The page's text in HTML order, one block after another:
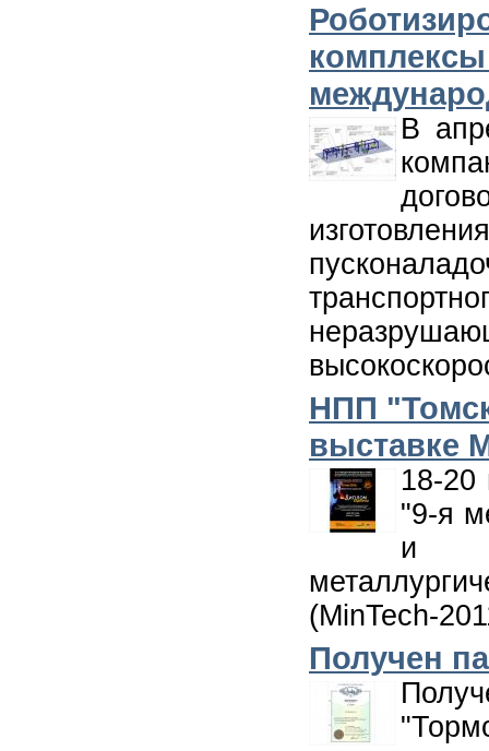
В
НПП
выставке
18-20
"9-я
и
(MinTech-
Получен